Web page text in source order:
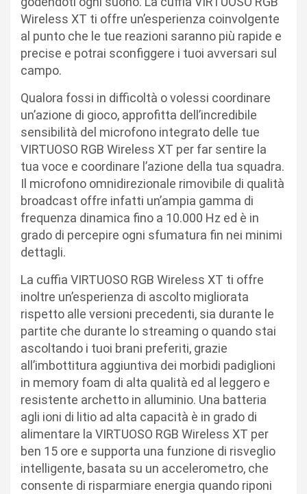
Wireless XT ti offre un’esperienza coinvolgente
al punto che le tue reazioni saranno più rapide e
precise e potrai sconfiggere i tuoi avversari sul
campo.
Qualora fossi in difficoltà o volessi coordinare
un’azione di gioco, approfitta dell’incredibile
sensibilità del microfono integrato delle tue
VIRTUOSO RGB Wireless XT per far sentire la
tua voce e coordinare l’azione della tua squadra.
Il microfono omnidirezionale rimovibile di qualità
broadcast offre infatti un’ampia gamma di
frequenza dinamica fino a 10.000 Hz ed è in
grado di percepire ogni sfumatura fin nei minimi
dettagli.
La cuffia VIRTUOSO RGB Wireless XT ti offre
inoltre un’esperienza di ascolto migliorata
rispetto alle versioni precedenti, sia durante le
partite che durante lo streaming o quando stai
ascoltando i tuoi brani preferiti, grazie
all’imbottitura aggiuntiva dei morbidi padiglioni
in memory foam di alta qualità ed al leggero e
resistente archetto in alluminio. Una batteria
agli ioni di litio ad alta capacità è in grado di
alimentare la VIRTUOSO RGB Wireless XT per
ben 15 ore e supporta una funzione di risveglio
intelligente, basata su un accelerometro, che
consente di risparmiare energia quando riponi